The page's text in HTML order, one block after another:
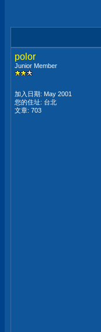
polor
Junior Member
加入日期: May 2001
您的住址: 台北
文章: 703